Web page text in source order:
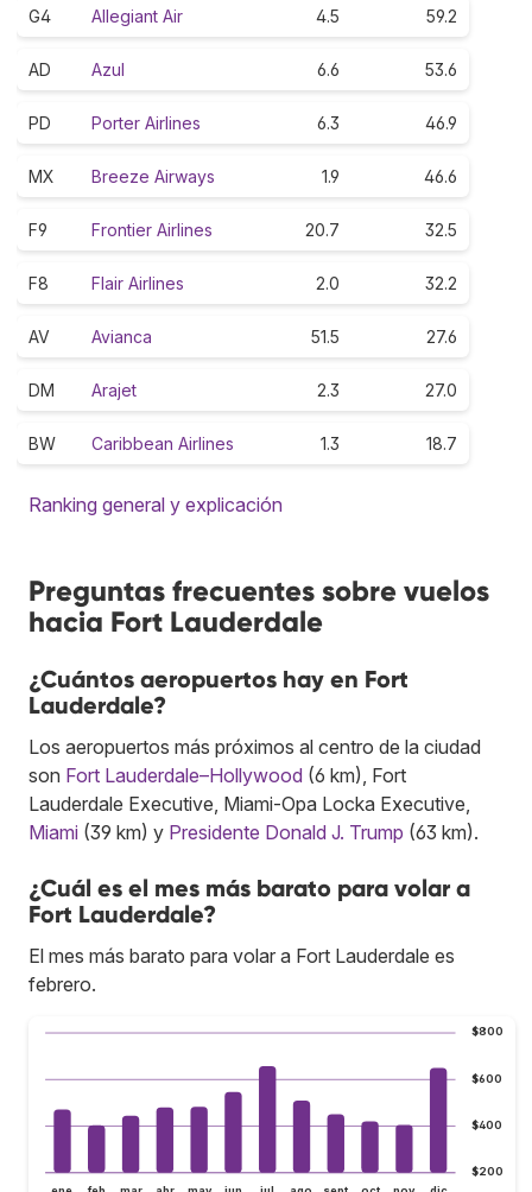
G4 Allegiant Air 4.5 59.2
AD Azul 6.6 53.6
PD Porter Airlines 6.3 46.9
MX Breeze Airways 1.9 46.6
F9 Frontier Airlines 20.7 32.5
F8 Flair Airlines 2.0 32.2
AV Avianca 51.5 27.6
DM Arajet 2.3 27.0
BW Caribbean Airlines 1.3 18.7
Ranking general y explicación
Preguntas frecuentes sobre vuelos
hacia Fort Lauderdale
¿Cuántos aeropuertos hay en Fort
Lauderdale?
Los aeropuertos más próximos al centro de la ciudad
son Fort Lauderdale–Hollywood (6 km), Fort
Lauderdale Executive, Miami-Opa Locka Executive,
Miami (39 km) y Presidente Donald J. Trump (63 km).
¿Cuál es el mes más barato para volar a
Fort Lauderdale?
El mes más barato para volar a Fort Lauderdale es
febrero.
$200
$400
$600
$800